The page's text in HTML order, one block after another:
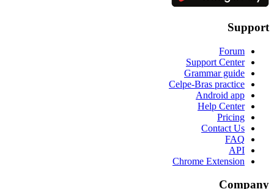
Support
Forum
Support Center
Grammar guide
Celpe-Bras practice
Android app
Help Center
Pricing
Contact Us
FAQ
API
Chrome Extension
Company